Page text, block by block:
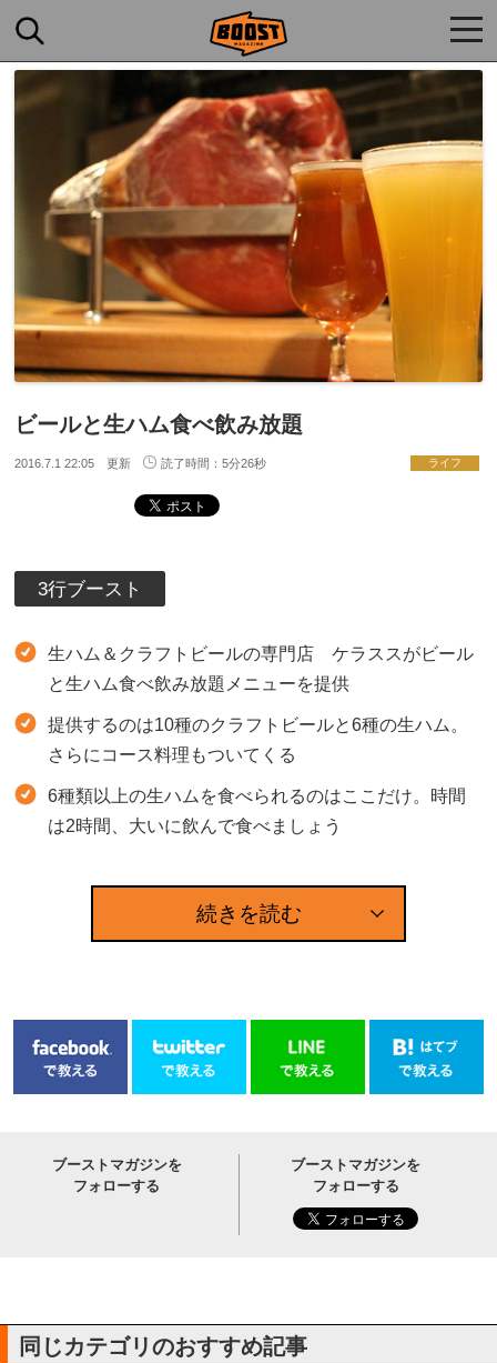
ビールと生ハム食べ飲み放題
2016.7.1 22:05 更新 読了時間：5分26秒 ライフ
3行ブースト
生ハム＆クラフトビールの専門店 ケラススがビール
と生ハム食べ飲み放題メニューを提供
提供するのは10種のクラフトビールと6種の生ハム。
さらにコース料理もついてくる
6種類以上の生ハムを食べられるのはここだけ。時間
は2時間、大いに飲んで食べましょう
続きを読む
ブーストマガジンを
フォローする
ブーストマガジンを
フォローする
同じカテゴリのおすすめ記事